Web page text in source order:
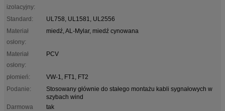
izolacyjny:
Standard:
UL758, UL1581, UL2556
Materiał
osłony:
miedź, AL-Mylar, miedź cynowana
Materiał
osłony:
PCV
płomień:
VW-1, FT1, FT2
Podanie:
Stosowany głównie do stałego montażu kabli sygnałowych w
szybach wind
Darmowa
tak